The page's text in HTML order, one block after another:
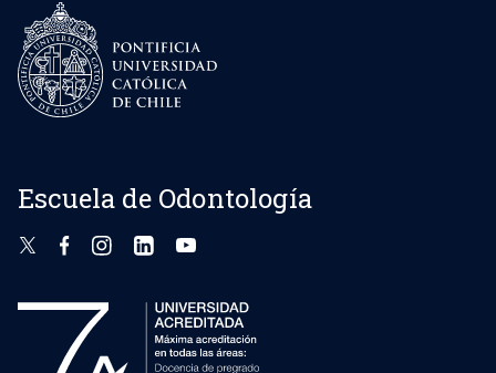
Escuela de Odontología